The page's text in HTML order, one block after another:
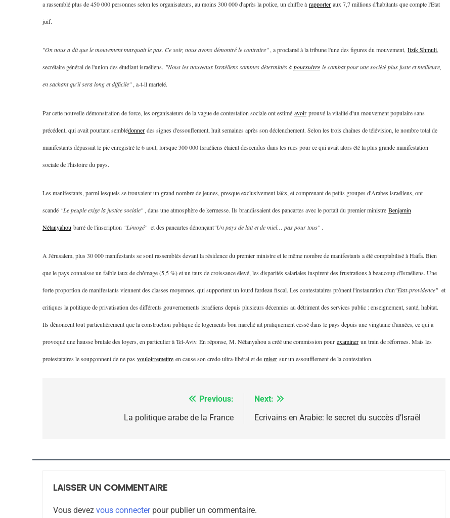
a rassemblé plus de 450 000 personnes selon les organisateurs, au moins 300 000 d'après la police, un chiffre à rapporter aux 7,7 millions d'habitants que compte l'Etat
juif.
"On nous a dit que le mouvement marquait le pas. Ce soir, nous avons démontré le contraire" , a proclamé à la tribune l'une des figures du mouvement, Itzik Shmuli,
secrétaire général de l'union des étudiant israéliens. "Nous les nouveaux Israéliens sommes déterminés à poursuivre le combat pour une société plus juste et meilleure,
en sachant qu'il sera long et difficile" , a-t-il martelé.
Par cette nouvelle démonstration de force, les organisateurs de la vague de contestation sociale ont estimé avoir prouvé la vitalité d'un mouvement populaire sans
précédent, qui avait pourtant semblédonner des signes d'essouflement, huit semaines après son déclenchement. Selon les trois chaînes de télévision, le nombre total de
manifestants dépassait le pic enregistré le 6 août, lorsque 300 000 Israéliens étaient descendus dans les rues pour ce qui avait alors été la plus grande manifestation
sociale de l'histoire du pays.
Les manifestants, parmi lesquels se trouvaient un grand nombre de jeunes, presque exclusivement laïcs, et comprenant de petits groupes d'Arabes israéliens, ont
scandé "Le peuple exige la justice sociale" , dans une atmosphère de kermesse. Ils brandissaient des pancartes avec le portait du premier ministre Benjamin
Nétanyahou barré de l'inscription "Limogé" et des pancartes dénonçant"Un pays de lait et de miel… pas pour tous" .
A Jérusalem, plus 30 000 manifestants se sont rassemblés devant la résidence du premier ministre et le même nombre de manifestants a été comptabilisé à Haïfa. Bien
que le pays connaisse un faible taux de chômage (5,5 %) et un taux de croissance élevé, les disparités salariales inspirent des frustrations à beaucoup d'Israéliens. Une
forte proportion de manifestants viennent des classes moyennes, qui supportent un lourd fardeau fiscal. Les contestataires prônent l'instauration d'un"Etat-providence" et
critiques la politique de privatisation des différents gouvernements israéliens depuis plusieurs décennies au détriment des services public : enseignement, santé, habitat.
Ils dénoncent tout particulièrement que la construction publique de logements bon marché ait pratiquement cessé dans le pays depuis une vingtaine d'années, ce qui a
provoqué une hausse brutale des loyers, en particulier à Tel-Aviv. En réponse, M. Nétanyahou a créé une commission pour examiner un train de réformes. Mais les
protestataires le soupçonnent de ne pas vouloirremettre en cause son credo ultra-libéral et de miser sur un essoufflement de la contestation.
Previous:
La politique arabe de la France
Next:
Ecrivains en Arabie: le secret du succès d’Israël
LAISSER UN COMMENTAIRE
Vous devez vous connecterpour publier un commentaire.
2025, L’année La Plus Meurtrière Selon Le Rapport D’ADL Contre
6
FIÈRE, DIGNE ET RÉSILIENTE : POURQUOI JE REVENDIQUE MA JUDAÏTE
Dvir
ISRAÉL JUDAISME
CE QUI NOUS MANQUE – Jacques Hadida